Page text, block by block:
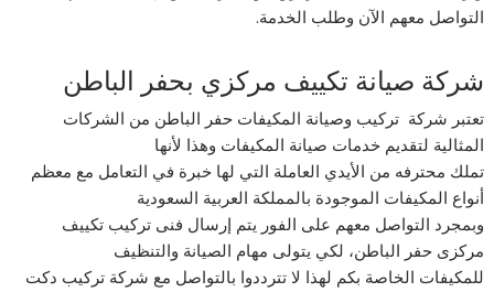
التواصل معهم الآن وطلب الخدمة.
شركة صيانة تكييف مركزي بحفر الباطن
تعتبر شركة تركيب وصيانة المكيفات حفر الباطن من الشركات
المثالية لتقديم خدمات صيانة المكيفات وهذا لأنها
تملك محترفه من الأيدي العاملة التي لها خبرة في التعامل مع معظم
أنواع المكيفات الموجودة بالمملكة العربية السعودية
وبمجرد التواصل معهم على الفور يتم إرسال فنى تركيب تكييف
مركزى حفر الباطن، لكي يتولى مهام الصيانة والتنظيف
للمكيفات الخاصة بكم لهذا لا تترددوا بالتواصل مع شركة تركيب دكت